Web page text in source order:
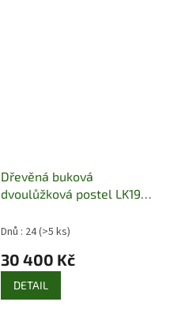
Dřevěná buková
dvoulůžková postel LK192
Dnů : 24(>5 ks)
30 400 Kč
DETAIL